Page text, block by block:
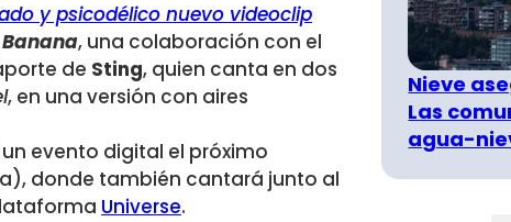
y psicodélico nuevo videoclip
Banana, una colaboración con el
de Sting, quien canta en dos
, en una versión con aires
evento digital el próximo
donde también cantará junto al
Universe.
Nieve
Las
agua-